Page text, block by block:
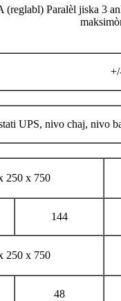
Paralèl jiska 3
UPS, nivo chaj, nivo
250 x 750
144
250 x 750
48